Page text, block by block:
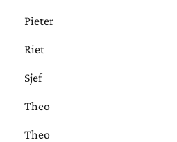
Pieter
Riet
Sjef
Theo
Theo